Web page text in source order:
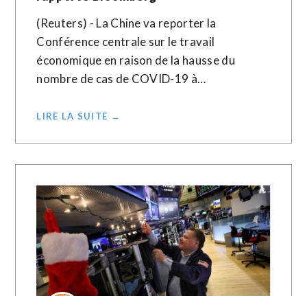
(Reuters) - La Chine va reporter la
Conférence centrale sur le travail
économique en raison de la hausse du
nombre de cas de COVID-19 à…
LIRE LA SUITE →